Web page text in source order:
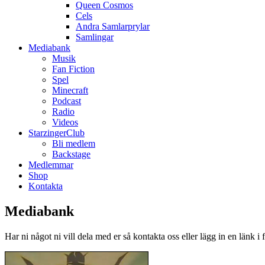
Queen Cosmos
Cels
Andra Samlarprylar
Samlingar
Mediabank
Musik
Fan Fiction
Spel
Minecraft
Podcast
Radio
Videos
StarzingerClub
Bli medlem
Backstage
Medlemmar
Shop
Kontakta
Mediabank
Har ni något ni vill dela med er så kontakta oss eller lägg in en länk i